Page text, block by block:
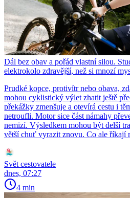
Dál bez obav a pořád vlastní silou.
elektrokolo zdravější, než si mnozí
Prudké kopce, protivítr nebo obava,
mohou cyklistický výlet zhatit ještě
překážky zmenšuje a otevírá cestu i
netroufli. Motor sice část námahy
nemizí. Výsledkem mohou být delší
větší chuť vyrazit znovu. Co ale říkají
Svět cestovatele
dnes, 07:27
4 min